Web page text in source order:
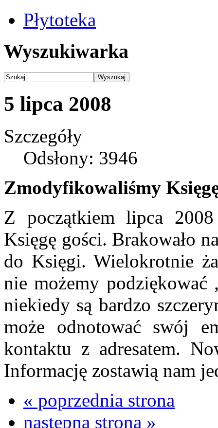
Płytoteka
Wyszukiwarka
5 lipca 2008
Szczegóły
Odsłony: 3946
Zmodyfikowaliśmy
Z początkiem lipca
Księgę gości. Brakowało
do Księgi. Wielokrotnie
nie możemy podziękować
niekiedy są bardzo
może odnotować swój
kontaktu z adresatem.
Informację zostawią nam
« poprzednia strona
następna strona »